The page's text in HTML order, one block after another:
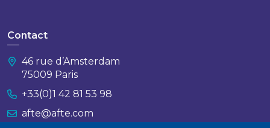
Contact
46 rue d’Amsterdam
75009 Paris
+33(0)1 42 81 53 98
afte@afte.com